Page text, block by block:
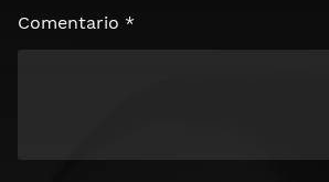
Comentario *